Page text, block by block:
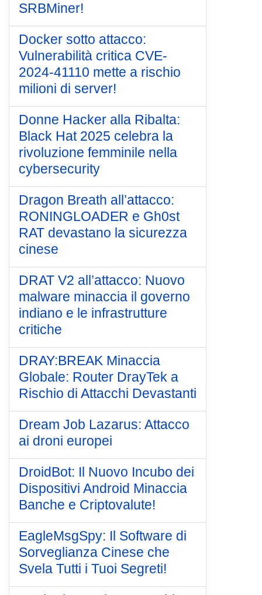
SRBMiner!
Docker sotto attacco:
Vulnerabilità critica CVE-
2024-41110 mette a rischio
milioni di server!
Donne Hacker alla Ribalta:
Black Hat 2025 celebra la
rivoluzione femminile nella
cybersecurity
Dragon Breath all’attacco:
RONINGLOADER e Gh0st
RAT devastano la sicurezza
cinese
DRAT V2 all’attacco: Nuovo
malware minaccia il governo
indiano e le infrastrutture
critiche
DRAY:BREAK Minaccia
Globale: Router DrayTek a
Rischio di Attacchi Devastanti
Dream Job Lazarus: Attacco
ai droni europei
DroidBot: Il Nuovo Incubo dei
Dispositivi Android Minaccia
Banche e Criptovalute!
EagleMsgSpy: Il Software di
Sorveglianza Cinese che
Svela Tutti i Tuoi Segreti!